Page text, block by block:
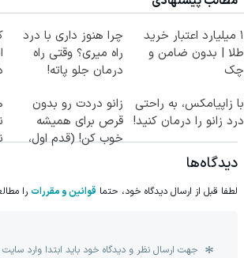
۱ میلیارد اعتبار خرید
طلا | بدون ضامن و
چک
چرا هنوز داری با درد
راه میری؟ وقتی راه
درمان جلو پاته!
با زاپیامکس، به راحتی
درد زانو را درمان کنید!
زانو دردت رو بدون
قرص برای همیشه
خوب کن! (قدم اول،
دیدگاه‌ها
لطفا قبل از ارسال دیدگاه خود، حتما قوانین و مقررات را
جهت ارسال نظر و دیدگاه خود باید ابتدا وارد